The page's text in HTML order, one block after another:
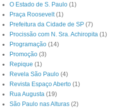
O Estado de S. Paulo (1)
Praça Roosevelt (1)
Prefeitura da Cidade de SP (7)
Procissão com N. Sra. Achiropita (1)
Programação (14)
Promoção (3)
Repique (1)
Revela São Paulo (4)
Revista Espaço Aberto (1)
Rua Augusta (19)
São Paulo nas Alturas (2)